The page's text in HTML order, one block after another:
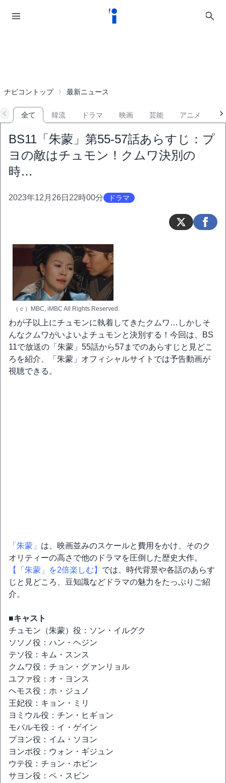
ナビコントップ 最新ニュース
全て 韓流 ドラマ 映画 芸能 アニメ
BS11「朱蒙」第55-57話あらすじ：プ
ヨの敵はチュモン！クムワ決別の
時…
2023年12月26日22時00分 ドラマ
（ｃ）MBC, iMBC All Rights Reserved.
わが子以上にチュモンに執着してきたクムワ…しかしそ
んなクムワがいよいよチュモンと決別する！今回は、BS
11で放送の「朱蒙」55話から57までのあらすじと見どこ
ろを紹介、「朱蒙」オフィシャルサイトでは予告動画が
視聴できる。
「朱蒙」 は、映画並みのスケールと費用をかけ、そのク
オリティーの高さで他のドラマを圧倒した歴史大作。
【「朱蒙」を2倍楽しむ】 では、時代背景や各話のあらす
じと見どころ、豆知識などドラマの魅力をたっぷりご紹
介。
■キャスト
チュモン（朱蒙）役：ソン・イルグク
ソソノ役：ハン・ヘジン
テソ役：キム・スンス
クムワ役：チョン・グァンリョル
ユファ役：オ・ヨンス
ヘモス役：ホ・ジュノ
王妃役：キョン・ミリ
ヨミウル役：チン・ヒギョン
モパルモ役：イ・ゲイン
プヨン役：イム・ソヨン
ヨンポ役：ウォン・ギジュン
ウテ役：チョン・ホビン
サヨン役：ペ・スビン